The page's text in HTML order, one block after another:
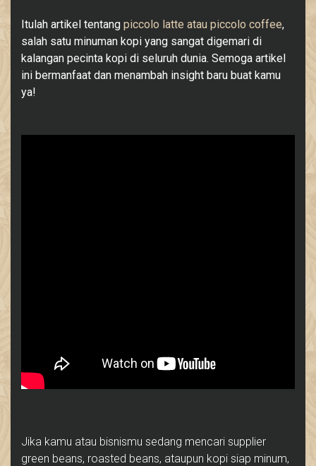
Itulah artikel tentang piccolo latte atau piccolo coffee,
salah satu minuman kopi yang sangat digemari di
kalangan pecinta kopi di seluruh dunia. Semoga artikel
ini bermanfaat dan menambah insight baru buat kamu
ya!
Jika kamu atau bisnismu sedang mencari supplier
green beans, roasted beans, ataupun kopi siap minum,